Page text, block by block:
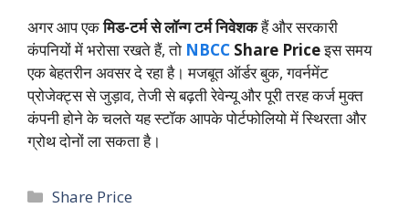
अगर आप एकमिड-टर्म से लॉन्ग टर्म निवेशकहैं और सरकारी
कंपनियों में भरोसा रखते हैं, तो NBCC Share Priceइस समय
एक बेहतरीन अवसर दे रहा है। मजबूत ऑर्डर बुक, गवर्नमेंट
प्रोजेक्ट्स से जुड़ाव, तेजी से बढ़ती रेवेन्यू और पूरी तरह कर्ज मुक्त
कंपनी होने के चलते यह स्टॉक आपके पोर्टफोलियो में स्थिरता और
ग्रोथ दोनों ला सकता है।
Categories
Share Price